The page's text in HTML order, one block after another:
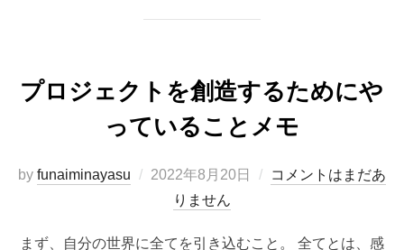
プロジェクトを創造するためにや
っていることメモ
by funaiminayasu
投
2022年8月20日
コメントはまだあ
りません
まず、自分の世界に全てを引き込むこと。 全てとは、感